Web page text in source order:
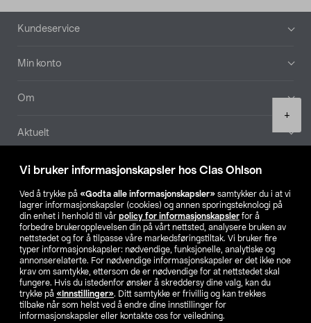
Vi bruker informasjonskapsler hos Clas Ohlson
Ved å trykke på «Godta alle informasjonskapsler» samtykker du i at vi
lagrer informasjonskapsler (cookies) og annen sporingsteknologi på
din enhet i henhold til vår policy for informasjonskapsler for å
forbedre brukeropplevelsen din på vårt nettsted, analysere bruken av
nettstedet og for å tilpasse våre markedsføringstiltak. Vi bruker fire
typer informasjonskapsler: nødvendige, funksjonelle, analytiske og
annonserelaterte. For nødvendige informasjonskapsler er det ikke noe
krav om samtykke, ettersom de er nødvendige for at nettstedet skal
fungere. Hvis du istedenfor ønsker å skreddersy dine valg, kan du
trykke på «Innstillinger». Ditt samtykke er frivillig og kan trekkes
tilbake når som helst ved å endre dine innstillinger for
informasjonskapsler eller kontakte oss for veiledning.
+
Bunntekst
Kundeservice
Min konto
Om
Aktuelt
Våre selskaper
Finn din butikk
SE NO FI